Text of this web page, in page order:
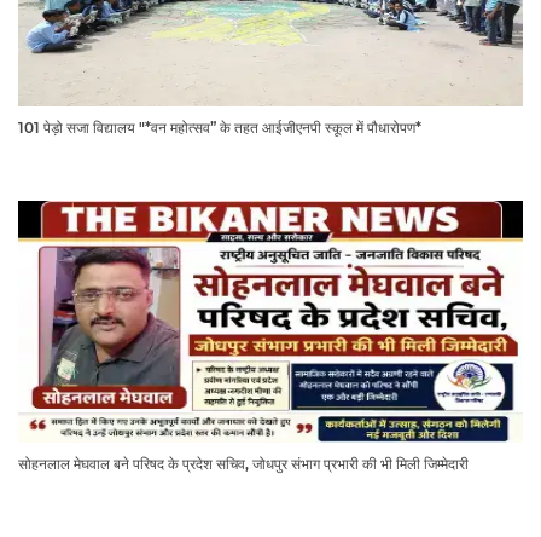
101 पेड़ो सजा विद्यालय "*वन महोत्सव” के तहत आईजीएनपी स्कूल में पौधारोपण*
सोहनलाल मेघवाल बने परिषद के प्रदेश सचिव, जोधपुर संभाग प्रभारी की भी मिली जिम्मेदारी